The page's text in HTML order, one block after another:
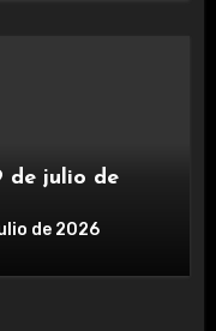
de julio de
de 2026